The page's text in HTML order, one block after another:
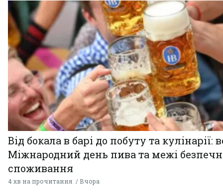
Від бокала в барі до побуту та кулінарії:
Міжнародний день пива та межі
споживання
4 хв на прочитання Вчора